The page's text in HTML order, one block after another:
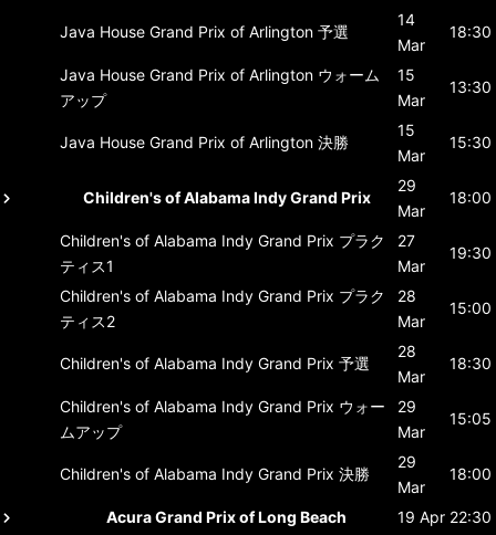
Java House Grand Prix of Arlington 予選
14
Mar
18:30
Java House Grand Prix of Arlington ウォーム
アップ
15
Mar
13:30
Java House Grand Prix of Arlington 決勝
15
Mar
15:30
Children's of Alabama Indy Grand Prix
29
Mar
18:00
Children's of Alabama Indy Grand Prix プラク
ティス1
27
Mar
19:30
Children's of Alabama Indy Grand Prix プラク
ティス2
28
Mar
15:00
Children's of Alabama Indy Grand Prix 予選
28
Mar
18:30
Children's of Alabama Indy Grand Prix ウォー
ムアップ
29
Mar
15:05
Children's of Alabama Indy Grand Prix 決勝
29
Mar
18:00
Acura Grand Prix of Long Beach 19 Apr 22:30